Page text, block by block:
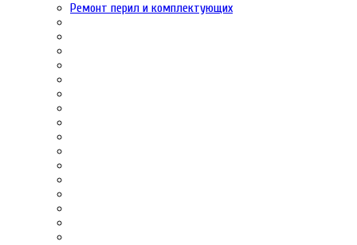
Ремонт перил и комплектующих